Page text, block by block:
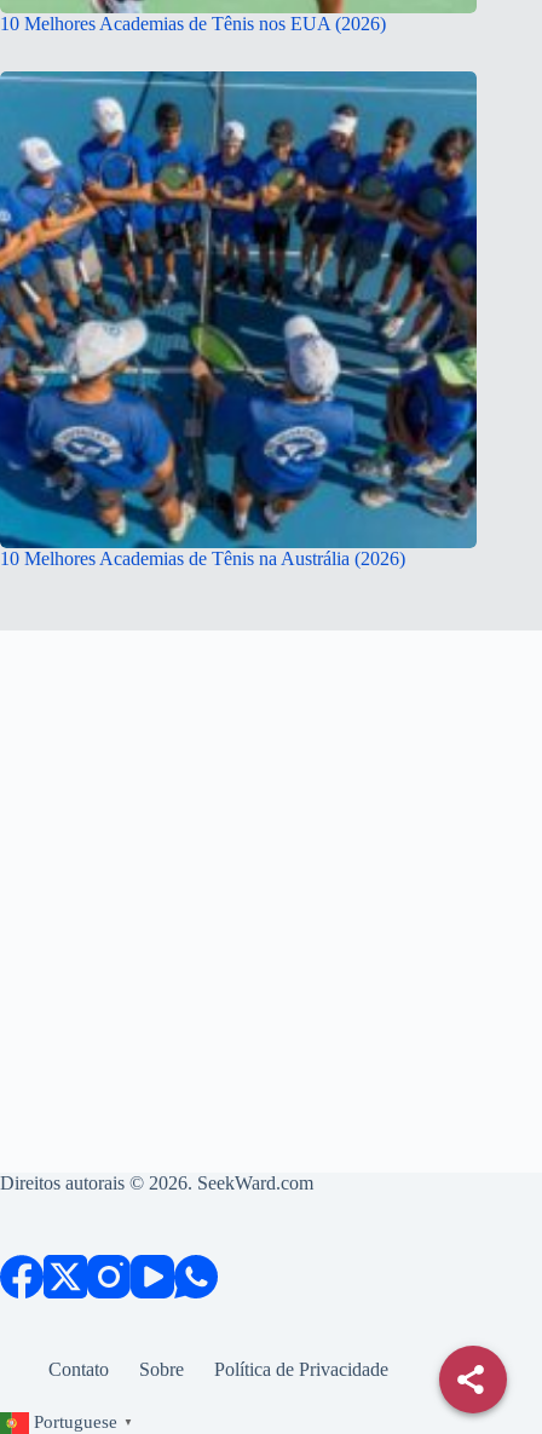
10 Melhores Academias de Tênis nos EUA (2026)
10 Melhores Academias de Tênis na Austrália (2026)
Direitos autorais © 2026. SeekWard.com
Contato Sobre Política de Privacidade
Portuguese ▼